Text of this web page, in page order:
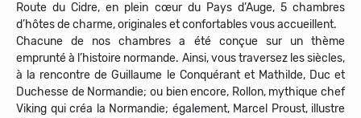
Route du Cidre, en plein cœur du Pays d’Auge, 5 chambres
d’hôtes de charme, originales et confortables vous accueillent.
Chacune de nos chambres a été conçue sur un thème
emprunté à l’histoire normande. Ainsi, vous traversez les siècles,
à la rencontre de Guillaume le Conquérant et Mathilde, Duc et
Duchesse de Normandie; ou bien encore, Rollon, mythique chef
Viking qui créa la Normandie; également, Marcel Proust, illustre